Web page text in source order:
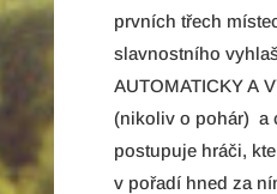
prvních třech
slavnostního
AUTOMATICKY A
(nikoliv o pohár) a
postupuje hráči,
v pořadí hned za